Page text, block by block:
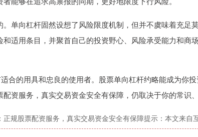
单向杠杆固然设想了风险限度机制，但并不虞味着充足
适用条目，并聚首自己的投资野心、风险承受能力和商
合的用具和忠良的使用者。股票单向杠杆约略能成为你
资服务，真实交易资金安全有保障，仍取决于你的常识、
正规股票配资服务，真实交易资金安全有保障提示：本文来自